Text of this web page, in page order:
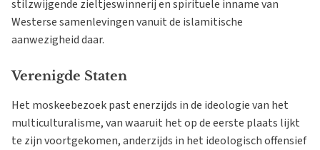
stilzwijgende zieltjeswinnerij en spirituele inname van
Westerse samenlevingen vanuit de islamitische
aanwezigheid daar.
Verenigde Staten
Het moskeebezoek past enerzijds in de ideologie van het
multiculturalisme, van waaruit het op de eerste plaats lijkt
te zijn voortgekomen, anderzijds in het ideologisch offensief